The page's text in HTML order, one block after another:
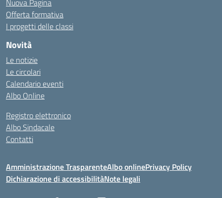
Nuova Pagina
Offerta formativa
I progetti delle classi
Novità
Le notizie
Le circolari
Calendario eventi
Albo Online
Registro elettronico
Albo Sindacale
Contatti
Amministrazione TrasparenteAlbo onlinePrivacy Policy
Dichiarazione di accessibilitàNote legali